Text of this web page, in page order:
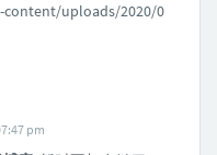
uploads/2020/0
pm